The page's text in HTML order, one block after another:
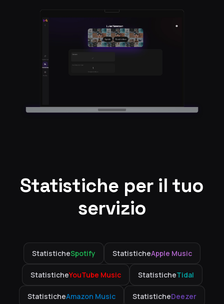
Statistiche per il tuo
servizio
StatisticheSpotify StatisticheApple Music
StatisticheYouTube Music StatisticheTidal
StatisticheAmazon Music StatisticheDeezer